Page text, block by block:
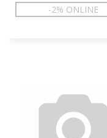
-2% ONLINE